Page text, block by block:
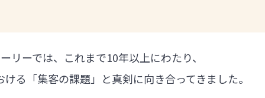
リーでは、これまで10年以上にわたり、
る「集客の課題」と真剣に向き合ってきました。